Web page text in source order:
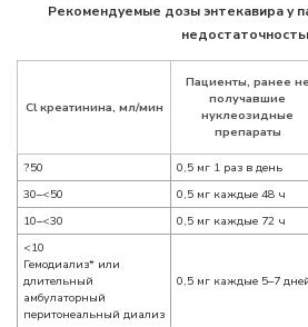
Рекомендуемые дозы энтекавира у
Cl креатинина, мл/мин
Пациенты, ранее не
получавшие
нуклеозидные
препараты
?50
0,5 мг 1 раз в день
30–<50
0,5 мг каждые 48 ч
10–<30
0,5 мг каждые 72 ч
<10
Гемодиализ* или
длительный
амбулаторный
перитонеальный диализ
0,5 мг каждые 5–7